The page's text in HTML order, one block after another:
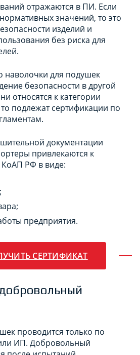
отражаются в ПИ. Если
значений, то это
изделий и
без риска для
наволочки для подушек
безопасности в другой
относятся к категории
подлежат сертификации по
документации
привлекаются к
КоАП РФ в виде:
предприятия.
СЕРТИФИКАТ
проводится только по
ИП. Добровольный